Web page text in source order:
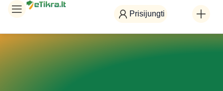
Prisijungti